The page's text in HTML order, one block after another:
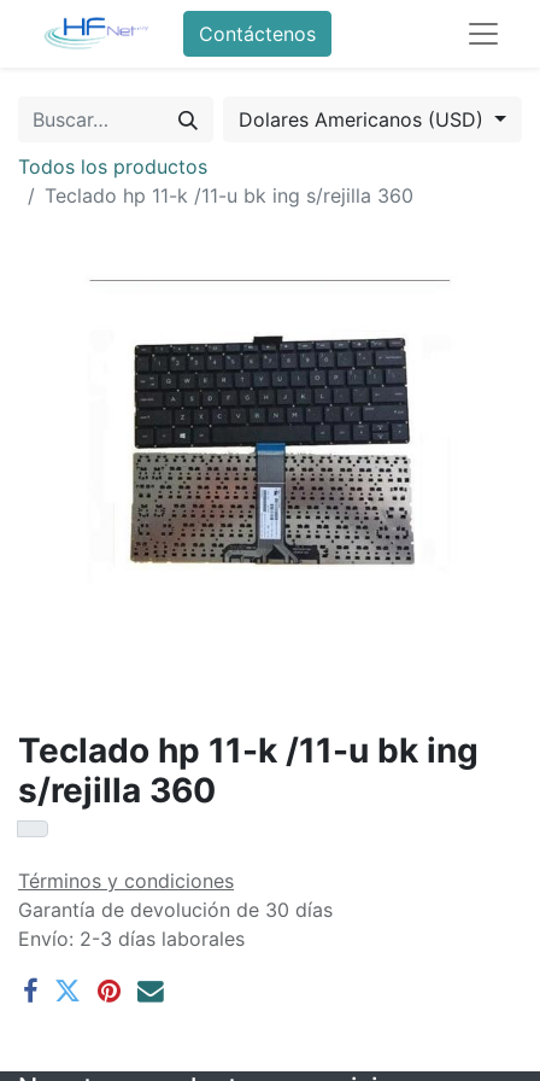
Contáctenos
Dolares Americanos (USD)
Todos los productos
Teclado hp 11-k /11-u bk ing s/rejilla 360
Teclado hp 11-k /11-u bk ing
s/rejilla 360
Términos y condiciones
Garantía de devolución de 30 días
Envío: 2-3 días laborales